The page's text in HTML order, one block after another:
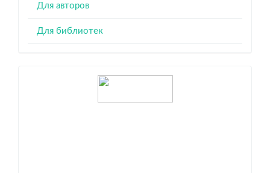
Для авторов
Для библиотек
Индексация